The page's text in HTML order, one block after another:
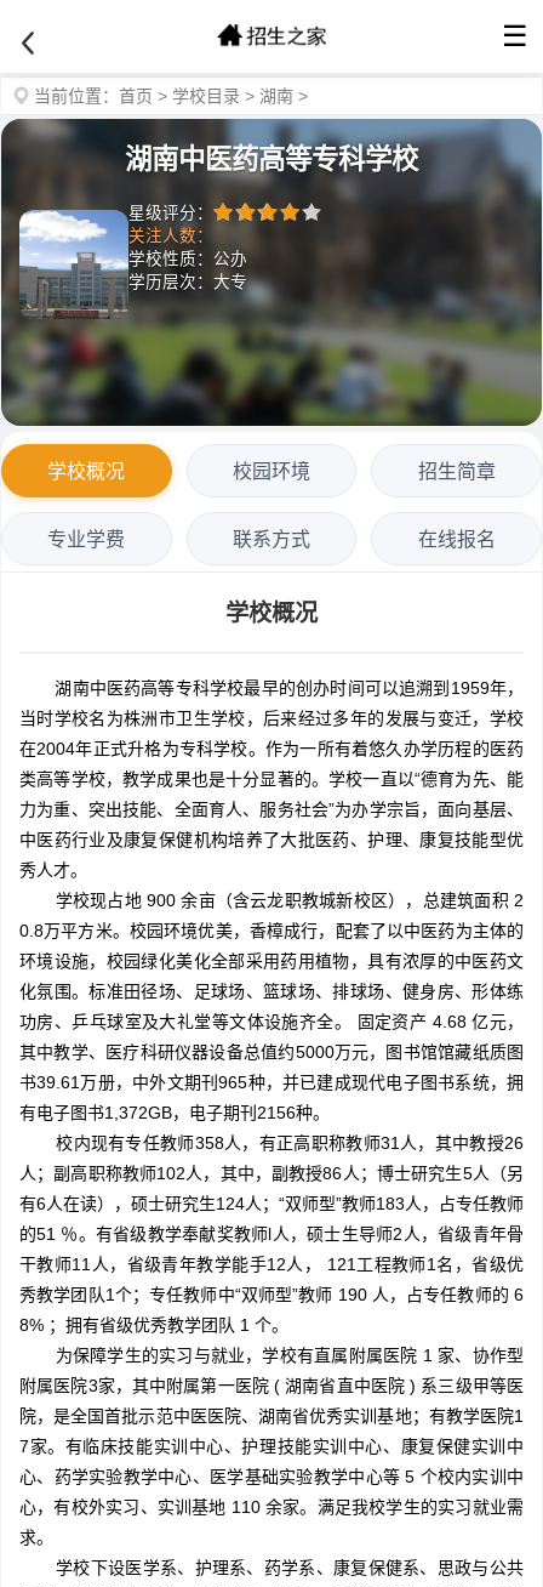
☰
当前位置： 首页 > 学校目录 > 湖南 >
湖南中医药高等专科学校
星级评分：
关注人数：
学校性质：公办
学历层次：大专
学校概况 校园环境 招生简章
专业学费 联系方式 在线报名
学校概况
湖南中医药高等专科学校最早的创办时间可以追溯到1959年，
当时学校名为株洲市卫生学校，后来经过多年的发展与变迁，学校
在2004年正式升格为专科学校。作为一所有着悠久办学历程的医药
类高等学校，教学成果也是十分显著的。学校一直以“德育为先、能
力为重、突出技能、全面育人、服务社会”为办学宗旨，面向基层、
中医药行业及康复保健机构培养了大批医药、护理、康复技能型优
秀人才。
学校现占地 900 余亩（含云龙职教城新校区），总建筑面积 2
0.8万平方米。校园环境优美，香樟成行，配套了以中医药为主体的
环境设施，校园绿化美化全部采用药用植物，具有浓厚的中医药文
化氛围。标准田径场、足球场、篮球场、排球场、健身房、形体练
功房、乒乓球室及大礼堂等文体设施齐全。 固定资产 4.68 亿元，
其中教学、医疗科研仪器设备总值约5000万元，图书馆馆藏纸质图
书39.61万册，中外文期刊965种，并已建成现代电子图书系统，拥
有电子图书1,372GB，电子期刊2156种。
校内现有专任教师358人，有正高职称教师31人，其中教授26
人；副高职称教师102人，其中，副教授86人；博士研究生5人（另
有6人在读），硕士研究生124人；“双师型”教师183人，占专任教师
的51 ％。有省级教学奉献奖教师l人，硕士生导师2人，省级青年骨
干教师11人，省级青年教学能手12人， 121工程教师1名，省级优
秀教学团队1个；专任教师中“双师型”教师 190 人，占专任教师的 6
8% ；拥有省级优秀教学团队 1 个。
为保障学生的实习与就业，学校有直属附属医院 1 家、协作型
附属医院3家，其中附属第一医院 ( 湖南省直中医院 ) 系三级甲等医
院，是全国首批示范中医医院、湖南省优秀实训基地；有教学医院1
7家。有临床技能实训中心、护理技能实训中心、康复保健实训中
心、药学实验教学中心、医学基础实验教学中心等 5 个校内实训中
心，有校外实习、实训基地 110 余家。满足我校学生的实习就业需
求。
学校下设医学系、护理系、药学系、康复保健系、思政与公共